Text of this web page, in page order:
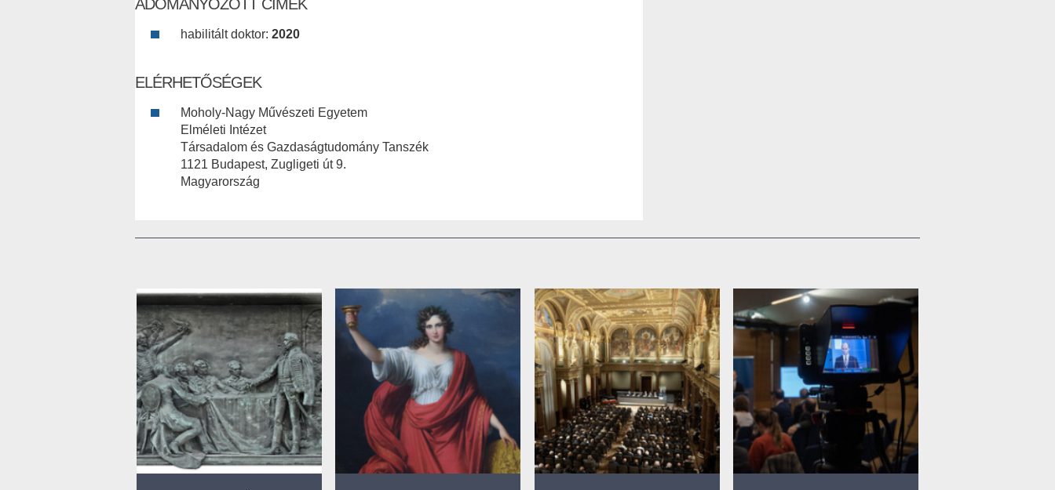
ADOMÁNYOZOTT CÍMEK
habilitált doktor: 2020
ELÉRHETŐSÉGEK
Moholy-Nagy Művészeti Egyetem
Elméleti Intézet
Társadalom és Gazdaságtudomány Tanszék
1121 Budapest, Zugligeti út 9.
Magyarország